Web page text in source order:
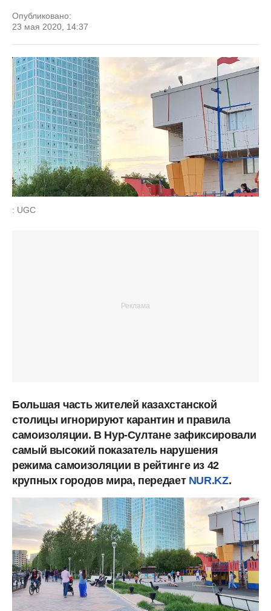
Опубликовано:
23 мая 2020, 14:37
: UGC
Большая часть жителей казахстанской
столицы игнорируют карантин и правила
самоизоляции. В Нур-Султане зафиксировали
самый высокий показатель нарушения
режима самоизоляции в рейтинге из 42
крупных городов мира, передаетNUR.KZ.